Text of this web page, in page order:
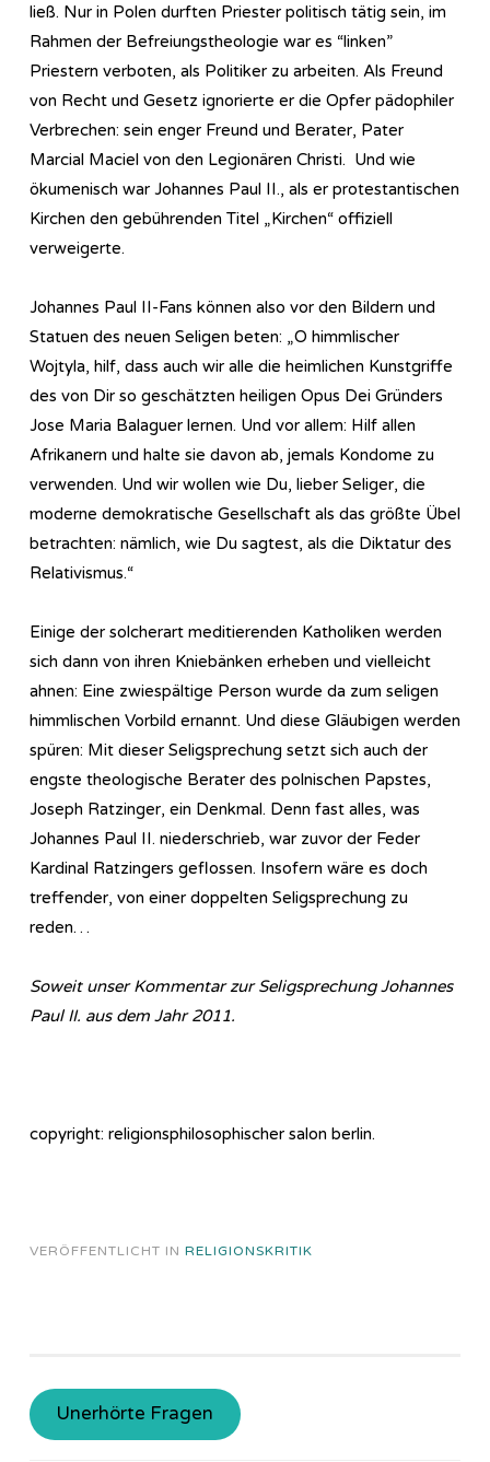
ließ. Nur in Polen durften Priester politisch tätig sein, im
Rahmen der Befreiungstheologie war es “linken”
Priestern verboten, als Politiker zu arbeiten. Als Freund
von Recht und Gesetz ignorierte er die Opfer pädophiler
Verbrechen: sein enger Freund und Berater, Pater
Marcial Maciel von den Legionären Christi. Und wie
ökumenisch war Johannes Paul II., als er protestantischen
Kirchen den gebührenden Titel „Kirchen“ offiziell
verweigerte.
Johannes Paul II-Fans können also vor den Bildern und
Statuen des neuen Seligen beten: „O himmlischer
Wojtyla, hilf, dass auch wir alle die heimlichen Kunstgriffe
des von Dir so geschätzten heiligen Opus Dei Gründers
Jose Maria Balaguer lernen. Und vor allem: Hilf allen
Afrikanern und halte sie davon ab, jemals Kondome zu
verwenden. Und wir wollen wie Du, lieber Seliger, die
moderne demokratische Gesellschaft als das größte Übel
betrachten: nämlich, wie Du sagtest, als die Diktatur des
Relativismus.“
Einige der solcherart meditierenden Katholiken werden
sich dann von ihren Kniebänken erheben und vielleicht
ahnen: Eine zwiespältige Person wurde da zum seligen
himmlischen Vorbild ernannt. Und diese Gläubigen werden
spüren: Mit dieser Seligsprechung setzt sich auch der
engste theologische Berater des polnischen Papstes,
Joseph Ratzinger, ein Denkmal. Denn fast alles, was
Johannes Paul II. niederschrieb, war zuvor der Feder
Kardinal Ratzingers geflossen. Insofern wäre es doch
treffender, von einer doppelten Seligsprechung zu
reden…
Soweit unser Kommentar zur Seligsprechung Johannes
Paul II. aus dem Jahr 2011.
copyright: religionsphilosophischer salon berlin.
VERÖFFENTLICHT IN RELIGIONSKRITIK
Unerhörte Fragen